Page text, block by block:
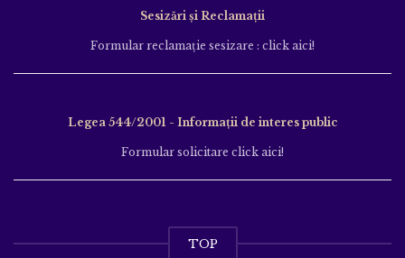
Sesizări și Reclamații
Formular reclamație sesizare : click aici!
Legea 544/2001 - Informații de interes public
Formular solicitare click aici!
TOP